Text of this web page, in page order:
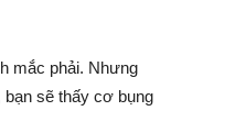
mắc phải. Nhưng
bạn sẽ thấy cơ bụng